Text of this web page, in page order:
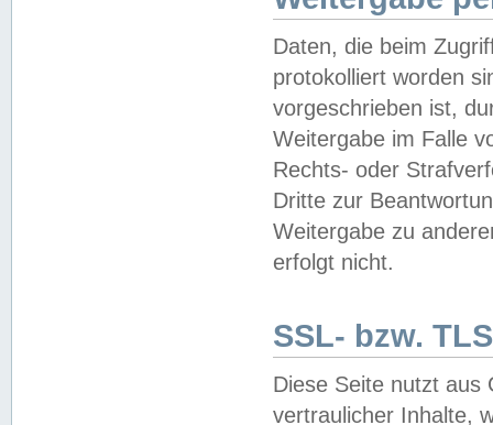
Daten, die beim
protokolliert worden
vorgeschrieben ist,
Weitergabe im Falle
Rechts- oder
Dritte zur
Weitergabe zu
erfolgt nicht.
SSL- bzw.
Diese Seite nutzt aus
vertraulicher Inhalte,